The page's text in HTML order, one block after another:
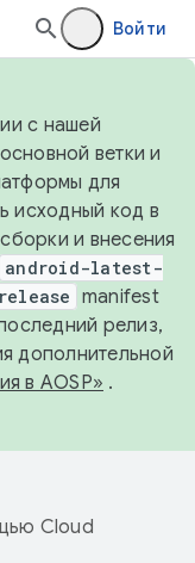
Войти
с нашей
ветки и
для
исходный код в
и внесения
android-latest-
manifest
релиз,
дополнительной
в AOSP» .
Cloud